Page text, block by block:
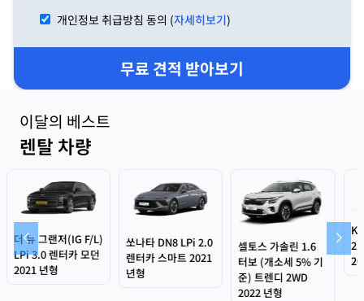
개인정보 취급방침 동의 (자세히보기)
무료 견적 받아보기
이달의 베스트
렌탈 차량
쏘나타 DN8 LPi 2.0
렌터카 스마트 2021
년형
셀토스 가솔린 1.6
터보 (개소세 5% 기
준) 트렌디 2WD
K5 3세대(DL3) LPI
2.0 렌터카 스탠다드
2020 년형
신
터
드